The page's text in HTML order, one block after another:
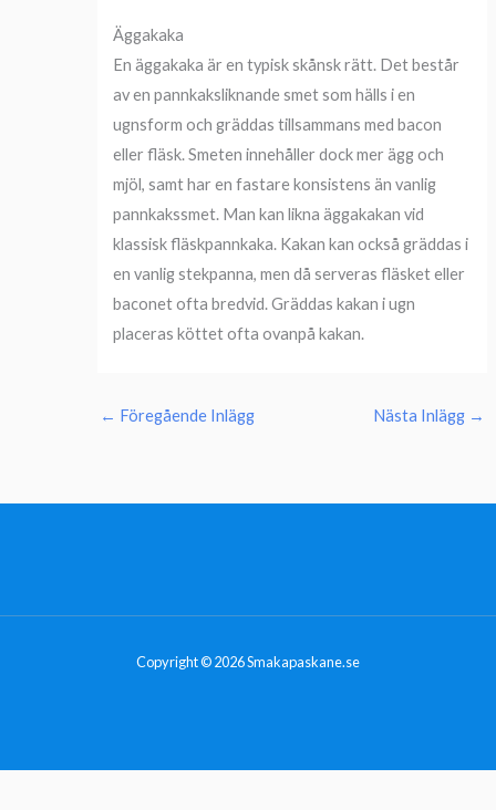
Äggakaka
En äggakaka är en typisk skånsk rätt. Det består
av en pannkaksliknande smet som hälls i en
ugnsform och gräddas tillsammans med bacon
eller fläsk. Smeten innehåller dock mer ägg och
mjöl, samt har en fastare konsistens än vanlig
pannkakssmet. Man kan likna äggakakan vid
klassisk fläskpannkaka. Kakan kan också gräddas i
en vanlig stekpanna, men då serveras fläsket eller
baconet ofta bredvid. Gräddas kakan i ugn
placeras köttet ofta ovanpå kakan.
← Föregående Inlägg Nästa Inlägg →
Copyright © 2026 Smakapaskane.se